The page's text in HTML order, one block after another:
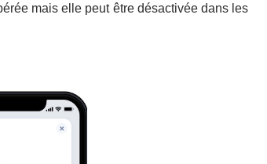
mais elle peut être désactivée dans les